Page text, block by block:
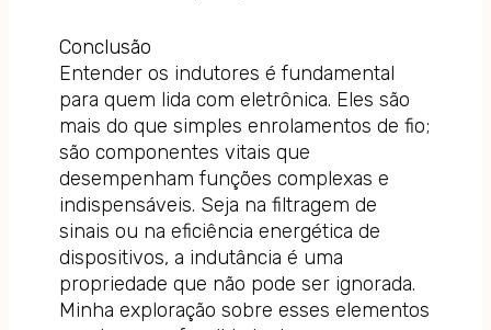
Conclusão
Entender os indutores é fundamental
para quem lida com eletrônica. Eles são
mais do que simples enrolamentos de fio;
são componentes vitais que
desempenham funções complexas e
indispensáveis. Seja na filtragem de
sinais ou na eficiência energética de
dispositivos, a indutância é uma
propriedade que não pode ser ignorada.
Minha exploração sobre esses elementos